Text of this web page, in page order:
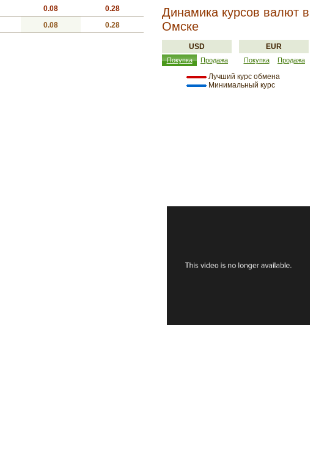
0.08
0.28
0.08 0.28
Динамика курсов валют в
Омске
USD EUR
Покупка Продажа Покупка Продажа
Лучший курс обмена
Минимальный курс